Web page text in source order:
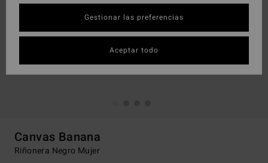
Canvas Banana
Riñonera Negro Mujer
Gestionar las preferencias
Aceptar todo